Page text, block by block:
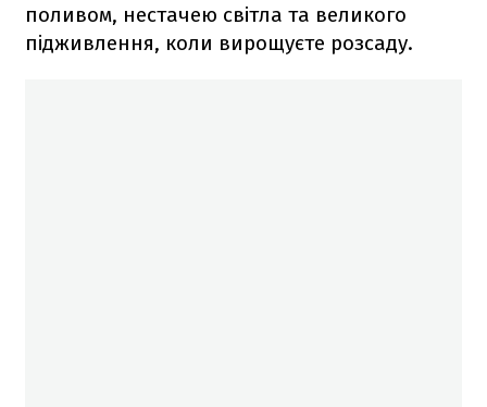
поливом, нестачею світла та великого
підживлення, коли вирощуєте розсаду.